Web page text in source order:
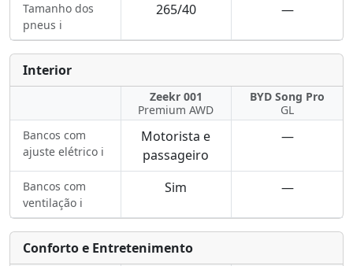
Tamanho dos
pneus ℹ️
265/40 —
Interior
Zeekr 001
Premium AWD
BYD Song Pro
GL
Bancos com
ajuste elétrico ℹ️
Motorista e
passageiro
—
Bancos com
ventilação ℹ️
Sim —
Conforto e Entretenimento